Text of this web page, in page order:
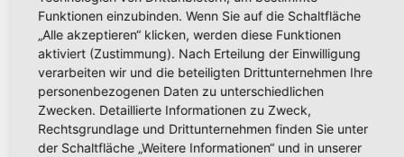
Funktionen einzubinden. Wenn Sie auf die Schaltfläche
„Alle akzeptieren“ klicken, werden diese Funktionen
aktiviert (Zustimmung). Nach Erteilung der Einwilligung
verarbeiten wir und die beteiligten Drittunternehmen Ihre
personenbezogenen Daten zu unterschiedlichen
Zwecken. Detaillierte Informationen zu Zweck,
Rechtsgrundlage und Drittunternehmen finden Sie unter
der Schaltfläche „Weitere Informationen“ und in unserer